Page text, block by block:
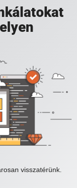
visszatérünk.